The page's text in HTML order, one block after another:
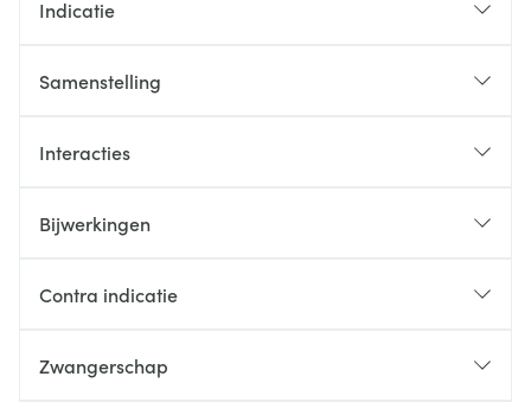
Indicatie
Samenstelling
Interacties
Bijwerkingen
Contra indicatie
Zwangerschap